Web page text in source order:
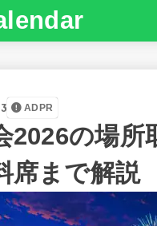
ADPR
2026の場
席まで解説